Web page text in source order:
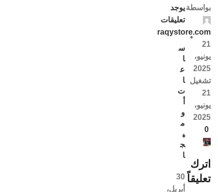
بواسطة
raqystore.com
21
يونيو،
2025
تشغيل
21
يونيو،
2025
0
اترك
تعليقاً
يوجد
تعليقات
س
ا
ع
ا
ت
و
م
ي
ج
ا
30
أبريل،